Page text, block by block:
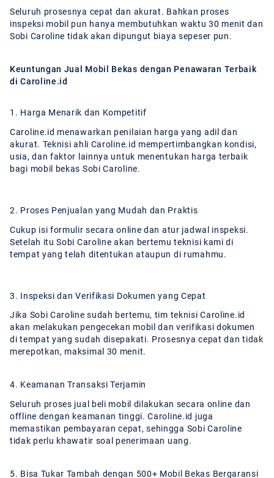
Seluruh prosesnya cepat dan akurat. Bahkan proses
inspeksi mobil pun hanya membutuhkan waktu 30 menit dan
Sobi Caroline tidak akan dipungut biaya sepeser pun.
Keuntungan Jual Mobil Bekas dengan Penawaran Terbaik
di Caroline.id
1. Harga Menarik dan Kompetitif
Caroline.id menawarkan penilaian harga yang adil dan
akurat. Teknisi ahli Caroline.id mempertimbangkan kondisi,
usia, dan faktor lainnya untuk menentukan harga terbaik
bagi mobil bekas Sobi Caroline.
2. Proses Penjualan yang Mudah dan Praktis
Cukup isi formulir secara online dan atur jadwal inspeksi.
Setelah itu Sobi Caroline akan bertemu teknisi kami di
tempat yang telah ditentukan ataupun di rumahmu.
3. Inspeksi dan Verifikasi Dokumen yang Cepat
Jika Sobi Caroline sudah bertemu, tim teknisi Caroline.id
akan melakukan pengecekan mobil dan verifikasi dokumen
di tempat yang sudah disepakati. Prosesnya cepat dan tidak
merepotkan, maksimal 30 menit.
4. Keamanan Transaksi Terjamin
Seluruh proses jual beli mobil dilakukan secara online dan
offline dengan keamanan tinggi. Caroline.id juga
memastikan pembayaran cepat, sehingga Sobi Caroline
tidak perlu khawatir soal penerimaan uang.
5. Bisa Tukar Tambah dengan 500+ Mobil Bekas Bergaransi